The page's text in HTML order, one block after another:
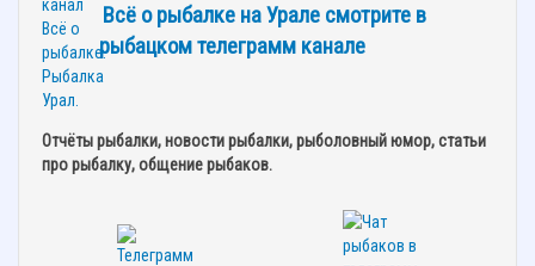
Всё о рыбалке на Урале смотрите в
рыбацком телеграмм канале
Отчёты рыбалки, новости рыбалки, рыболовный юмор, статьи
про рыбалку, общение рыбаков.